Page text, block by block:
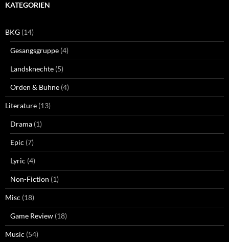
KATEGORIEN
BKG (14)
Gesangsgruppe (4)
Landsknechte (5)
Orden & Bühne (4)
Literature (13)
Drama (1)
Epic (7)
Lyric (4)
Non-Fiction (1)
Misc (18)
Game Review (18)
Music (54)